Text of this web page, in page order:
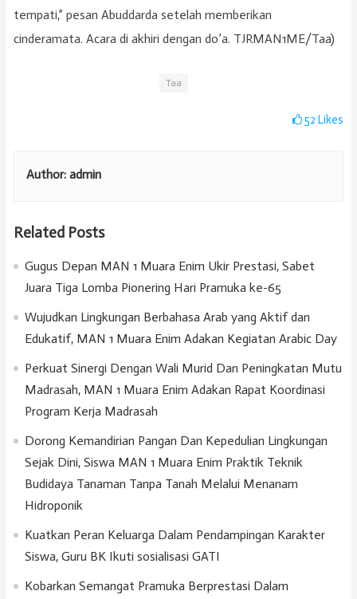
tempati,” pesan Abuddarda setelah memberikan
cinderamata. Acara di akhiri dengan do’a. TJRMAN1ME/Taa)
Taa
52Likes
Author: admin
Related Posts
Gugus Depan MAN 1 Muara Enim Ukir Prestasi, Sabet
Juara Tiga Lomba Pionering Hari Pramuka ke-65
Wujudkan Lingkungan Berbahasa Arab yang Aktif dan
Edukatif, MAN 1 Muara Enim Adakan Kegiatan Arabic Day
Perkuat Sinergi Dengan Wali Murid Dan Peningkatan Mutu
Madrasah, MAN 1 Muara Enim Adakan Rapat Koordinasi
Program Kerja Madrasah
Dorong Kemandirian Pangan Dan Kepedulian Lingkungan
Sejak Dini, Siswa MAN 1 Muara Enim Praktik Teknik
Budidaya Tanaman Tanpa Tanah Melalui Menanam
Hidroponik
Kuatkan Peran Keluarga Dalam Pendampingan Karakter
Siswa, Guru BK Ikuti sosialisasi GATI
Kobarkan Semangat Pramuka Berprestasi Dalam